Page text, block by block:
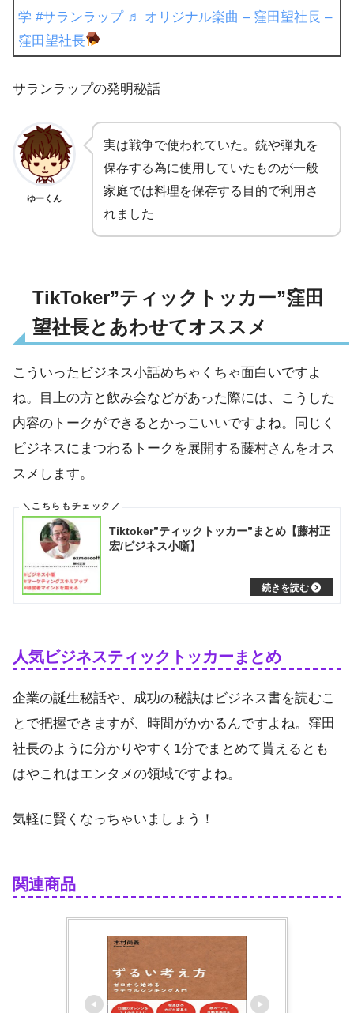
学 #サランラップ ♬ オリジナル楽曲 – 窪田望社長 –
窪田望社長
サランラップの発明秘話
ゆーくん
実は戦争で使われていた。銃や弾丸を
保存する為に使用していたものが一般
家庭では料理を保存する目的で利用さ
れました
TikToker”ティックトッカー”窪田
望社長とあわせてオススメ
こういったビジネス小話めちゃくちゃ面白いですよ
ね。目上の方と飲み会などがあった際には、こうした
内容のトークができるとかっこいいですよね。同じく
ビジネスにまつわるトークを展開する藤村さんをオス
スメします。
Tiktoker”ティックトッカー”まとめ【藤村正
宏/ビジネス小噺】
人気ビジネスティックトッカーまとめ
企業の誕生秘話や、成功の秘訣はビジネス書を読むこ
とで把握できますが、時間がかかるんですよね。窪田
社長のように分かりやすく1分でまとめて貰えるとも
はやこれはエンタメの領域ですよね。
気軽に賢くなっちゃいましょう！
関連商品